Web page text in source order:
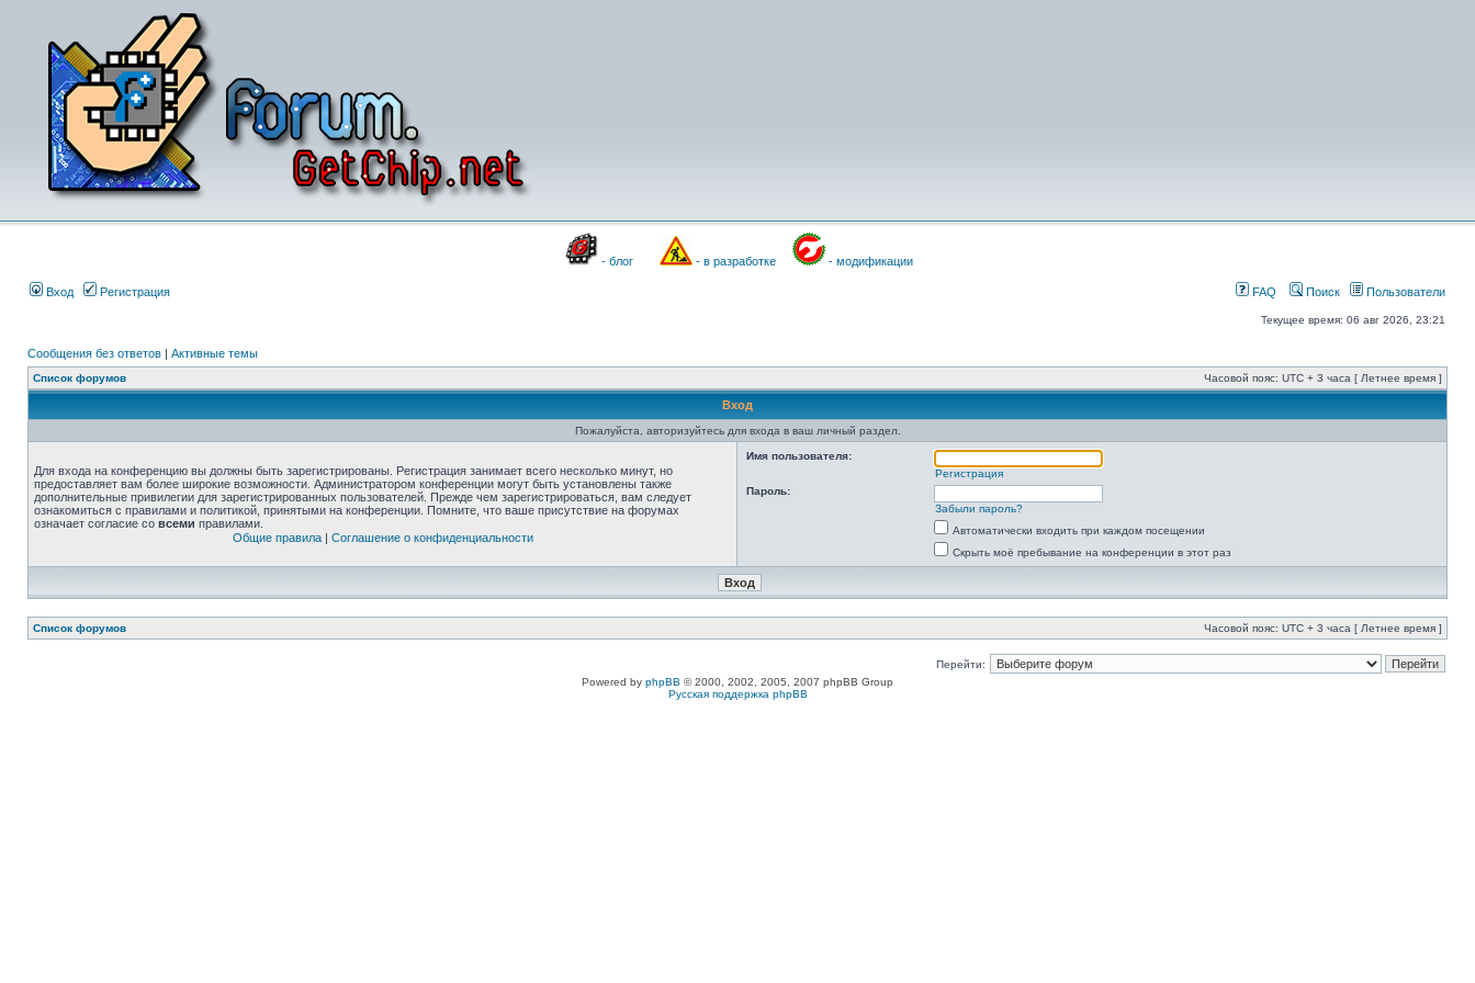
- блог - в разработке - модификации
Вход Регистрация FAQ Поиск Пользователи
Текущее время: 06 авг 2026, 23:21
Сообщения без ответов | Активные темы
Список форумов Часовой пояс: UTC + 3 часа [ Летнее время ]
Вход
Пожалуйста, авторизуйтесь для входа в ваш личный раздел.
Для входа на конференцию вы должны быть зарегистрированы. Регистрация занимает всего несколько минут, но
предоставляет вам более широкие возможности. Администратором конференции могут быть установлены также
дополнительные привилегии для зарегистрированных пользователей. Прежде чем зарегистрироваться, вам следует
ознакомиться с правилами и политикой, принятыми на конференции. Помните, что ваше присутствие на форумах
означает согласие со всеми правилами.
Общие правила| Соглашение о конфиденциальности
Имя пользователя:
Регистрация
Пароль:
Забыли пароль?
Автоматически входить при каждом посещении
Скрыть моё пребывание на конференции в этот раз
Список форумов Часовой пояс: UTC + 3 часа [ Летнее время ]
Перейти:
Powered by phpBB © 2000, 2002, 2005, 2007 phpBB Group
Русская поддержка phpBB